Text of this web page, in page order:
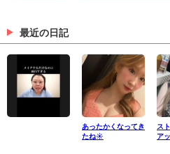
最近の日記
あったかくなってき
たね☀️
ス
ア